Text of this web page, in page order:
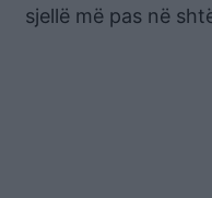
sjellë më pas në